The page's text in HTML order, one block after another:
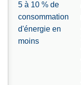
5 à 10 % de
consommation
d'énergie en
moins